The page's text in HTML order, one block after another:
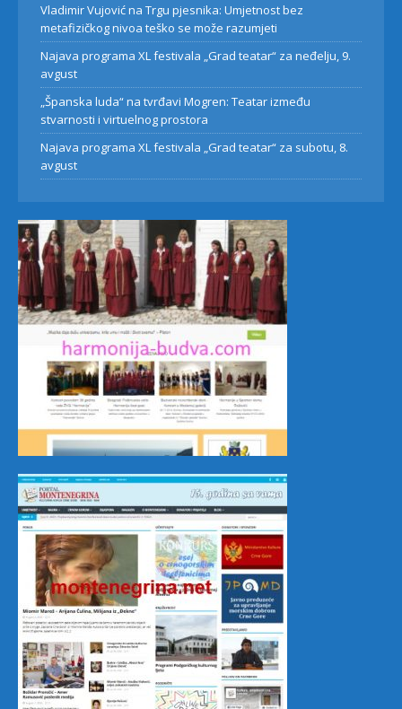
Vladimir Vujović na Trgu pjesnika: Umjetnost bez
metafizičkog nivoa teško se može razumjeti
Najava programa XL festivala „Grad teatar“ za neđelju, 9.
avgust
„Španska luda“ na tvrđavi Mogren: Teatar između
stvarnosti i virtuelnog prostora
Najava programa XL festivala „Grad teatar“ za subotu, 8.
avgust